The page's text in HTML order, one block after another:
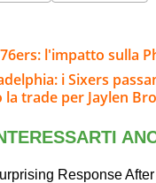
l'impatto sulla
i Sixers
trade per Jaylen